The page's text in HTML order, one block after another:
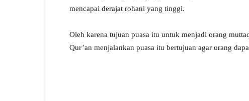
mencapai derajat rohani yang tinggi.
Oleh karena tujuan puasa itu untuk menjadi orang
Qur’an menjalankan puasa itu bertujuan agar orang